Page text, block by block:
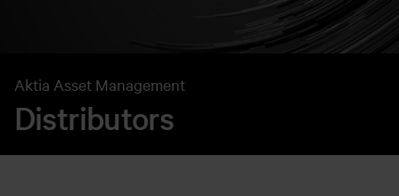
Aktia Asset Management
Distributors